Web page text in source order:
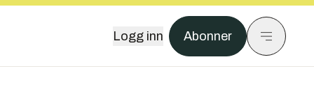
Logg inn Abonner